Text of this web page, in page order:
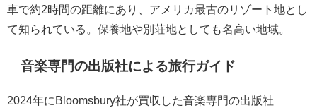
車で約2時間の距離にあり、アメリカ最古のリゾート地とし
て知られている。保養地や別荘地としても名高い地域。
音楽専門の出版社による旅行ガイド
2024年にBloomsbury社が買収した音楽専門の出版社